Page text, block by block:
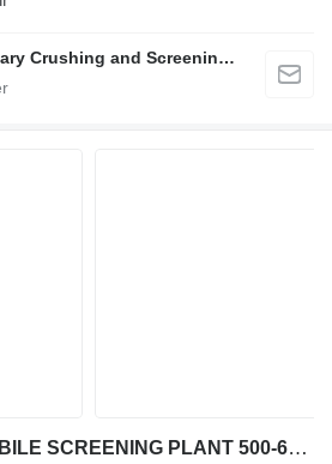
FABO Mobile & Stationary Crushing and Screening Plants | Concrete Batching Plants Manufacturer
FABO FTS 15-60 MOBILE SCREENING PLANT 500-600 TPH AVAILABLE IN STOCK